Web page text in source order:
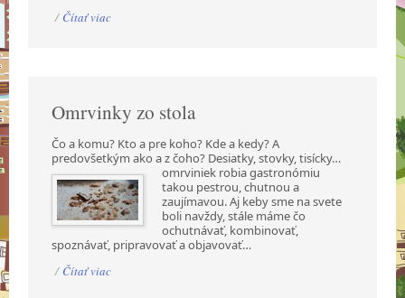
/ Čítať viac
Omrvinky zo stola
Čo a komu? Kto a pre koho? Kde a kedy? A
predovšetkým ako a z čoho? Desiatky, stovky,tisícky…
omrviniek robia gastronómiu
takou pestrou, chutnou a
zaujímavou. Aj keby sme na svete
boli navždy, stále máme čo
ochutnávať, kombinovať,
spoznávať, pripravovať a objavovať…
/ Čítať viac